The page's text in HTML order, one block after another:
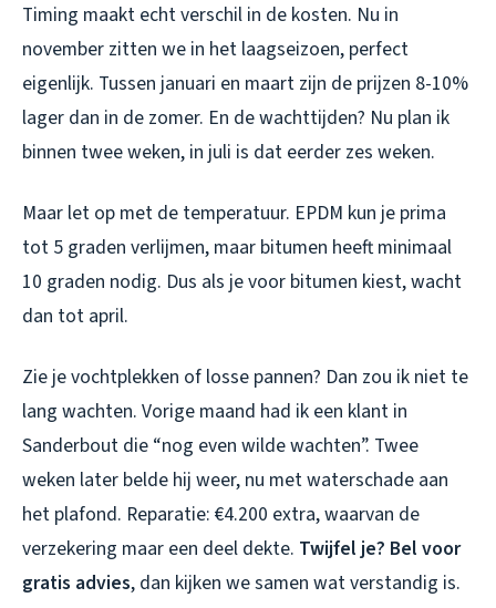
Timing maakt echt verschil in de kosten. Nu in
november zitten we in het laagseizoen, perfect
eigenlijk. Tussen januari en maart zijn de prijzen 8-10%
lager dan in de zomer. En de wachttijden? Nu plan ik
binnen twee weken, in juli is dat eerder zes weken.
Maar let op met de temperatuur. EPDM kun je prima
tot 5 graden verlijmen, maar bitumen heeft minimaal
10 graden nodig. Dus als je voor bitumen kiest, wacht
dan tot april.
Zie je vochtplekken of losse pannen? Dan zou ik niet te
lang wachten. Vorige maand had ik een klant in
Sanderbout die “nog even wilde wachten”. Twee
weken later belde hij weer, nu met waterschade aan
het plafond. Reparatie: €4.200 extra, waarvan de
verzekering maar een deel dekte. Twijfel je? Bel voor
gratis advies, dan kijken we samen wat verstandig is.